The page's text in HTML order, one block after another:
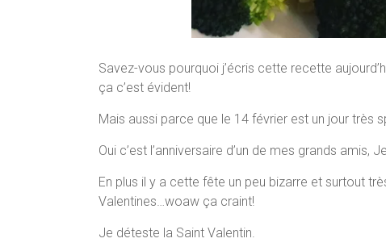
Savez-vous pourquoi j’écris cette recette
ça c’est évident!
Mais aussi parce que le 14 février est un jour très
Oui c’est l’anniversaire d’un de mes grands amis,
En plus il y a cette fête un peu bizarre et surtout
Valentines…woaw ça craint!
Je déteste la Saint Valentin.